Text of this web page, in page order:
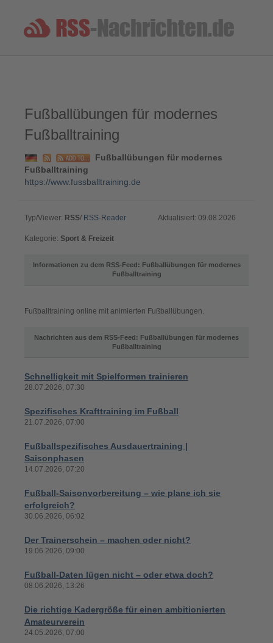
Fußballübungen für modernes
Fußballtraining
Fußballübungen für modernes
Fußballtraining
https://www.fussballtraining.de
Typ/Viewer: RSS/ RSS-Reader Aktualisiert: 09.08.2026
Kategorie: Sport & Freizeit
Informationen zu dem RSS-Feed: Fußballübungen für modernes
Fußballtraining
Fußballtraining online mit animierten Fußballübungen.
Nachrichten aus dem RSS-Feed: Fußballübungen für modernes
Fußballtraining
Schnelligkeit mit Spielformen trainieren
28.07.2026, 07:30
Spezifisches Krafttraining im Fußball
21.07.2026, 07:00
Fußballspezifisches Ausdauertraining |
Saisonphasen
14.07.2026, 07:20
Fußball-Saisonvorbereitung – wie plane ich sie
erfolgreich?
30.06.2026, 06:02
Der Trainerschein – machen oder nicht?
19.06.2026, 09:00
Fußball-Daten lügen nicht – oder etwa doch?
08.06.2026, 13:26
Die richtige Kadergröße für einen ambitionierten
Amateurverein
24.05.2026, 07:00